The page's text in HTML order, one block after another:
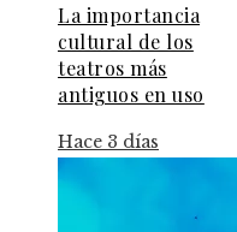
La importancia
cultural de los
teatros más
antiguos en uso
Hace 3 días